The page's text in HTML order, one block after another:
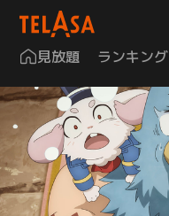
見放題 ランキング